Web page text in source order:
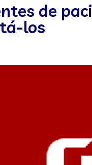
de
los